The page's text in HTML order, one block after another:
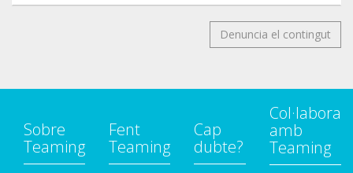
Denuncia el contingut
Sobre
Teaming
Fent
Teaming
Cap
dubte?
Col·labora
amb
Teaming